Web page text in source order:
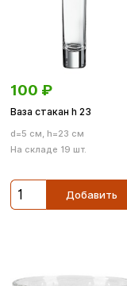
100 ₽
Ваза стакан h 23
d=5 см, h=23 см
На складе 19 шт.
Добавить